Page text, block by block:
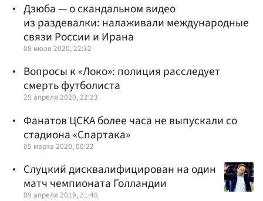
Дзюба — о скандальном видео
из раздевалки: налаживали международные
связи России и Ирана
08 июля 2020, 22:32
Вопросы к «Локо»: полиция расследует
смерть футболиста
25 апреля 2020, 22:23
Фанатов ЦСКА более часа не выпускали со
стадиона «Спартака»
05 марта 2020, 00:22
Слуцкий дисквалифицирован на один
матч чемпионата Голландии
09 апреля 2019, 21:46